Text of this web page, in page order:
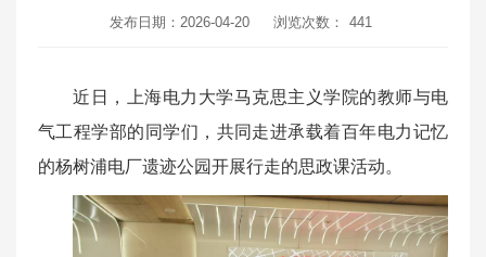
发布日期：2026-04-20 浏览次数： 441
近日，上海电力大学马克思主义学院的教师与电
气工程学部的同学们，共同走进承载着百年电力记忆
的杨树浦电厂遗迹公园开展行走的思政课活动。